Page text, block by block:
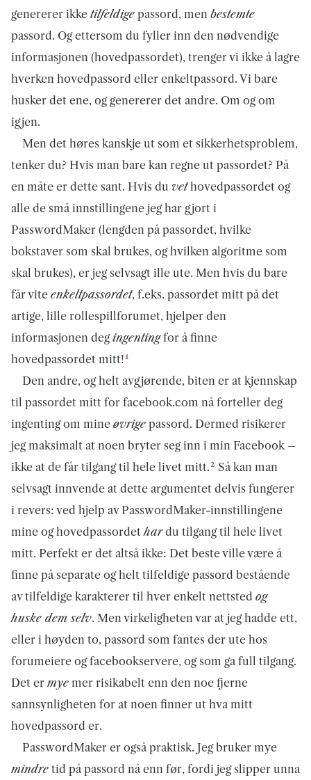
genererer ikke tilfeldige passord, men bestemte
passord. Og ettersom du fyller inn den nødvendige
informasjonen (hovedpassordet), trenger vi ikke å lagre
hverken hovedpassord eller enkeltpassord. Vi bare
husker det ene, og genererer det andre. Om og om
igjen.
Men det høres kanskje ut som et sikkerhetsproblem,
tenker du? Hvis man bare kan regne ut passordet? På
en måte er dette sant. Hvis du vethovedpassordet og
alle de små innstillingene jeg har gjort i
PasswordMaker (lengden på passordet, hvilke
bokstaver som skal brukes, og hvilken algoritme som
skal brukes), er jeg selvsagt ille ute. Men hvis du bare
får vite enkeltpassordet, f.eks. passordet mitt på det
artige, lille rollespillforumet, hjelper den
informasjonen degingentingfor å finne
hovedpassordet mitt!1
Den andre, og helt avgjørende, biten er at kjennskap
til passordet mitt for facebook.com nå forteller deg
ingenting om mine øvrige passord. Dermed risikerer
jeg maksimalt at noen bryter seg inn i min Facebook –
ikke at de får tilgang til hele livet mitt.2 Så kan man
selvsagt innvende at dette argumentet delvis fungerer
i revers: ved hjelp av PasswordMaker-innstillingene
mine og hovedpassordet hardu tilgang til hele livet
mitt. Perfekt er det altså ikke: Det beste ville være å
finne på separate og helt tilfeldige passord bestående
av tilfeldige karakterer til hver enkelt nettsted og
huske dem selv. Men virkeligheten var at jeg hadde ett,
eller i høyden to, passord som fantes der ute hos
forumeiere og facebookservere, og som ga full tilgang.
Det er mye mer risikabelt enn den noe fjerne
sannsynligheten for at noen finner ut hva mitt
hovedpassord er.
PasswordMaker er også praktisk. Jeg bruker mye
mindre tid på passord nå enn før, fordi jeg slipper unna